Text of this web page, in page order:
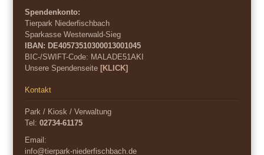
Spendenkonto:
Tierpark Niederfischbach
Sparkasse Westerwald-Sieg
IBAN: DE40573510300013001045
BIC-/SWIFT-Code: MALADE51AKI
Unsere Spendenseite[KLICK]
Kontakt
Park / Kiosk / Verwaltung
Tel:02734-61175
Email:
info@tierpark-niederfischbach.de